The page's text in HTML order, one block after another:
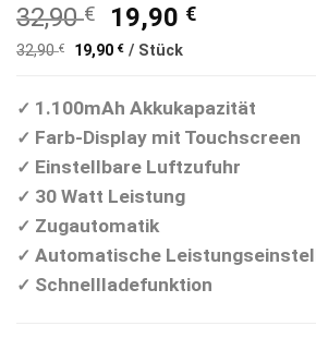
32,90€
Ursprünglicher
Preis
32,90 €
19,90 €Aktueller
19,90 €.
32,90€
Ursprünglicher
Preis
19,90€Aktueller
/ Stück
✓ 1.100mAh Akkukapazität
✓ Farb-Display mit Touchscreen
✓ Einstellbare Luftzufuhr
✓ 30 Watt Leistung
✓ Zugautomatik
✓ Automatische
✓ Schnellladefunktion